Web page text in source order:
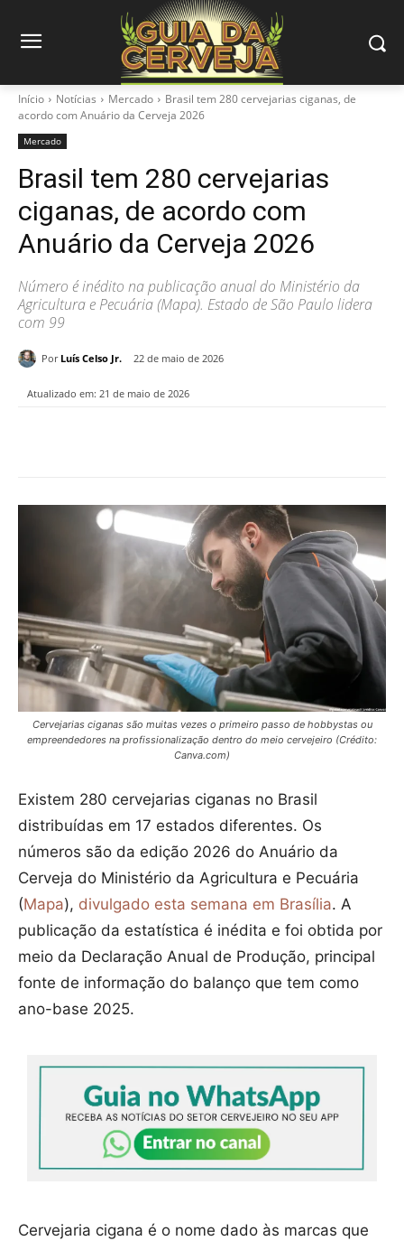
Início Notícias Mercado
Brasil tem 280 cervejarias ciganas, de
acordo com Anuário da Cerveja 2026
Mercado
Brasil tem 280 cervejarias
ciganas, de acordo com
Anuário da Cerveja 2026
Número é inédito na publicação anual do Ministério da
Agricultura e Pecuária (Mapa). Estado de São Paulo lidera
com 99
Por Luís Celso Jr. 22 de maio de 2026
Atualizado em: 21 de maio de 2026
Cervejarias ciganas são muitas vezes o primeiro passo de hobbystas ou
empreendedores na profissionalização dentro do meio cervejeiro (Crédito:
Canva.com)
Existem 280 cervejarias ciganas no Brasil
distribuídas em 17 estados diferentes. Os
números são da edição 2026 do Anuário da
Cerveja do Ministério da Agricultura e Pecuária
(Mapa), divulgado esta semana em Brasília. A
publicação da estatística é inédita e foi obtida por
meio da Declaração Anual de Produção, principal
fonte de informação do balanço que tem como
ano-base 2025.
Cervejaria cigana é o nome dado às marcas que